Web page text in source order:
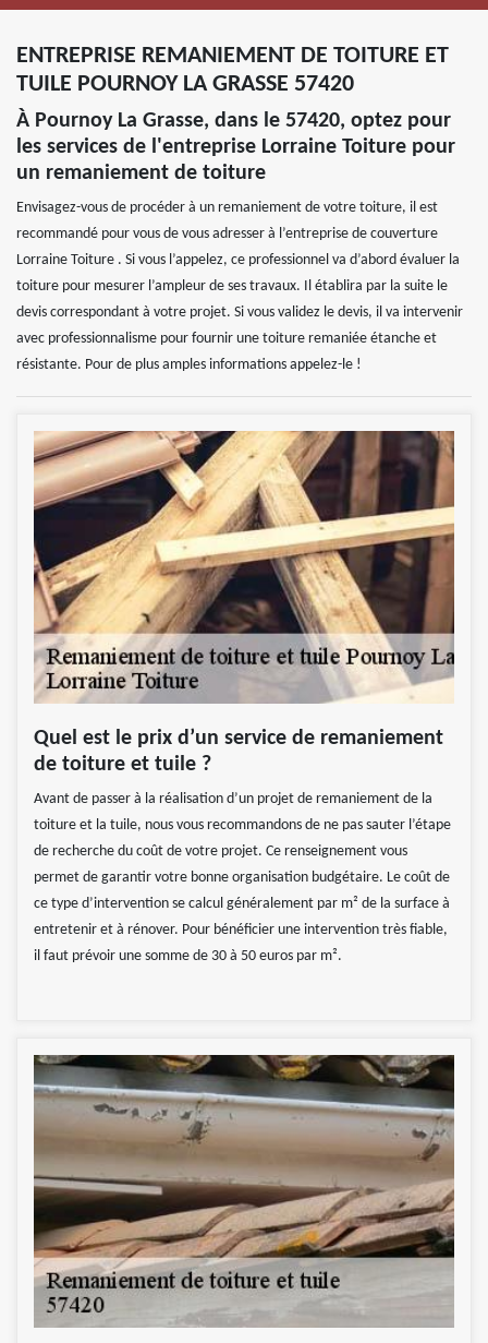
ENTREPRISE REMANIEMENT DE TOITURE ET
TUILE POURNOY LA GRASSE 57420
À Pournoy La Grasse, dans le 57420, optez pour
les services de l'entreprise Lorraine Toiture pour
un remaniement de toiture
Envisagez-vous de procéder à un remaniement de votre toiture, il est
recommandé pour vous de vous adresser à l’entreprise de couverture
Lorraine Toiture . Si vous l’appelez, ce professionnel va d’abord évaluer la
toiture pour mesurer l’ampleur de ses travaux. Il établira par la suite le
devis correspondant à votre projet. Si vous validez le devis, il va intervenir
avec professionnalisme pour fournir une toiture remaniée étanche et
résistante. Pour de plus amples informations appelez-le !
Quel est le prix d’un service de remaniement
de toiture et tuile ?
Avant de passer à la réalisation d’un projet de remaniement de la
toiture et la tuile, nous vous recommandons de ne pas sauter l’étape
de recherche du coût de votre projet. Ce renseignement vous
permet de garantir votre bonne organisation budgétaire. Le coût de
ce type d’intervention se calcul généralement par m² de la surface à
entretenir et à rénover. Pour bénéficier une intervention très fiable,
il faut prévoir une somme de 30 à 50 euros par m².